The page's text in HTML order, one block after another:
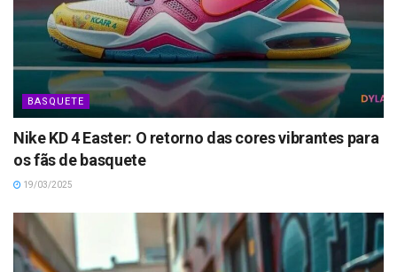
BASQUETE
Nike KD 4 Easter: O retorno das cores vibrantes para
os fãs de basquete
19/03/2025